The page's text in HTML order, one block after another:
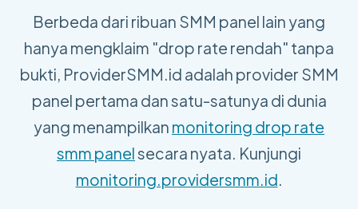
Berbeda dari ribuan SMM panel lain yang
hanya mengklaim "drop rate rendah" tanpa
bukti, ProviderSMM.id adalah provider SMM
panel pertama dan satu-satunya di dunia
yang menampilkan monitoring drop rate
smm panelsecara nyata. Kunjungi
monitoring.providersmm.id.